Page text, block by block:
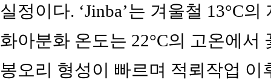
실정이다. ‘Jinba’는 겨울철 13°C
화아분화 온도는 22°C의 고온에
봉오리 형성이 빠르며 적뢰작업 이